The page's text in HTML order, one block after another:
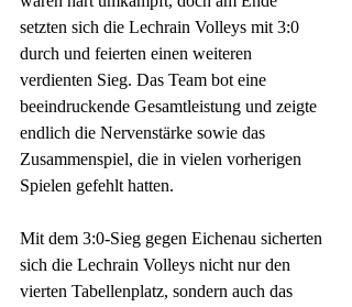
setzten sich die Lechrain Volleys mit 3:0
durch und feierten einen weiteren
verdienten Sieg. Das Team bot eine
beeindruckende Gesamtleistung und zeigte
endlich die Nervenstärke sowie das
Zusammenspiel, die in vielen vorherigen
Spielen gefehlt hatten.
Mit dem 3:0-Sieg gegen Eichenau sicherten
sich die Lechrain Volleys nicht nur den
vierten Tabellenplatz, sondern auch das